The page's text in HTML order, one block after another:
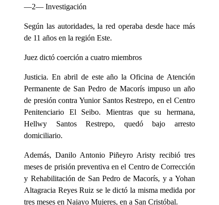
—2— Investigación
Según las autoridades, la red operaba desde hace más
de 11 años en la región Este.
Juez dictó coerción a cuatro miembros
Justicia. En abril de este año la Oficina de Atención
Permanente de San Pedro de Macorís impuso un año
de presión contra Yunior Santos Restrepo, en el Centro
Penitenciario El Seibo. Mientras que su hermana,
Hellwy Santos Restrepo, quedó bajo arresto
domiciliario.
Además, Danilo Antonio Piñeyro Aristy recibió tres
meses de prisión preventiva en el Centro de Corrección
y Rehabilitación de San Pedro de Macorís, y a Yohan
Altagracia Reyes Ruiz se le dictó la misma medida por
tres meses en Najayo Mujeres, en a San Cristóbal.